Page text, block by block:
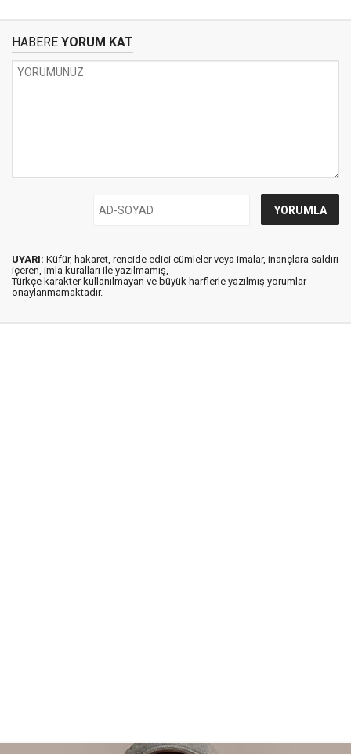
HABERE YORUM KAT
UYARI: Küfür, hakaret, rencide edici cümleler veya imalar, inançlara saldırı
içeren, imla kuralları ile yazılmamış,
Türkçe karakter kullanılmayan ve büyük harflerle yazılmış yorumlar
onaylanmamaktadır.